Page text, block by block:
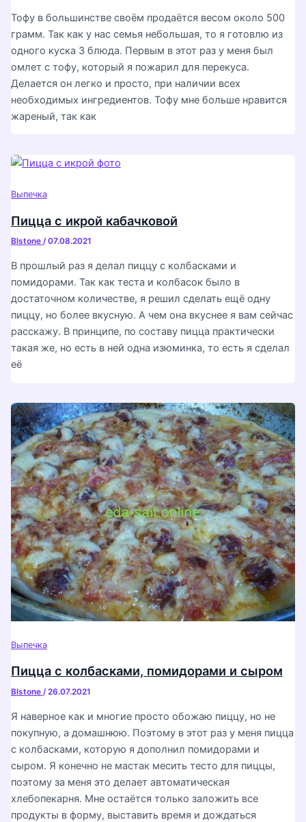
Тофу в большинстве своём продаётся весом около 500
грамм. Так как у нас семья небольшая, то я готовлю из
одного куска 3 блюда. Первым в этот раз у меня был
омлет с тофу, который я пожарил для перекуса.
Делается он легко и просто, при наличии всех
необходимых ингредиентов. Тофу мне больше нравится
жареный, так как
Выпечка
Пицца с икрой кабачковой
Blstone /07.08.2021
В прошлый раз я делал пиццу с колбасками и
помидорами. Так как теста и колбасок было в
достаточном количестве, я решил сделать ещё одну
пиццу, но более вкусную. А чем она вкуснее я вам сейчас
расскажу. В принципе, по составу пицца практически
такая же, но есть в ней одна изюминка, то есть я сделал
её
Выпечка
Пицца с колбасками, помидорами и сыром
Blstone /26.07.2021
Я наверное как и многие просто обожаю пиццу, но не
покупную, а домашнюю. Поэтому в этот раз у меня пицца
с колбасками, которую я дополнил помидорами и
сыром. Я конечно не мастак месить тесто для пиццы,
поэтому за меня это делает автоматическая
хлебопекарня. Мне остаётся только заложить все
продукты в форму, выставить время и дождаться